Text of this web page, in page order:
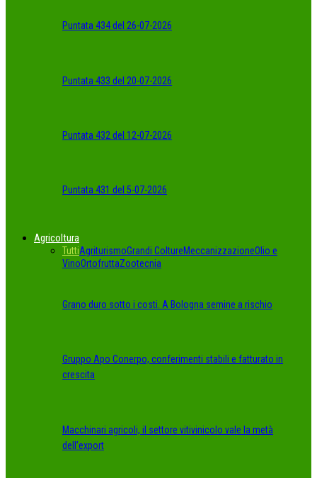
Puntata 434 del 26-07-2026
Puntata 433 del 20-07-2026
Puntata 432 del 12-07-2026
Puntata 431 del 5-07-2026
Agricoltura
TuttiAgriturismoGrandi ColtureMeccanizzazioneOlio e
VinoOrtofruttaZootecnia
Grano duro sotto i costi. A Bologna semine a rischio
Gruppo Apo Conerpo, conferimenti stabili e fatturato in
crescita
Macchinari agricoli, il settore vitivinicolo vale la metà
dell’export